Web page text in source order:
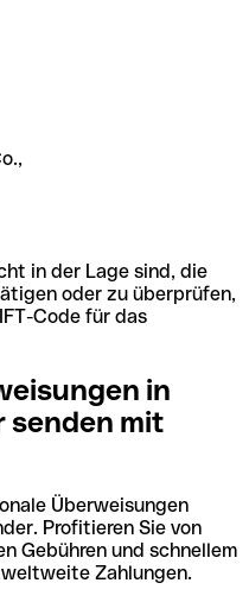
in der Lage sind, die
oder zu überprüfen,
Code für das
in
senden mit
Überweisungen
Profitieren Sie von
Gebühren und schnellem
Zahlungen.